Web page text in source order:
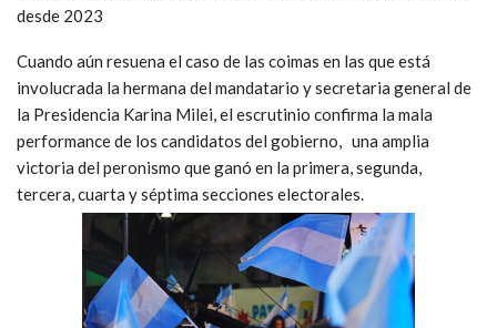
desde 2023
Cuando aún resuena el caso de las coimas en las que está
involucrada la hermana del mandatario y secretaria general de
la Presidencia Karina Milei, el escrutinio confirma la mala
performance de los candidatos del gobierno, una amplia
victoria del peronismo que ganó en la primera, segunda,
tercera, cuarta y séptima secciones electorales.